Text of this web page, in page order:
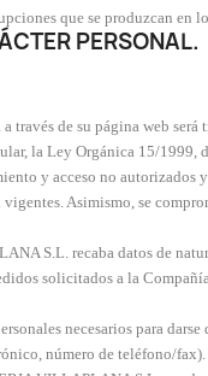
que se produzcan
PERSONAL.
de su página web
la Ley Orgánica 15/1999,
y acceso no autorizados
Asimismo, se
S.L. recaba datos de
solicitados a la
necesarios para
número de teléfono/